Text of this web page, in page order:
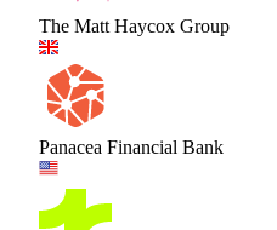
The Matt Haycox Group
Panacea Financial Bank